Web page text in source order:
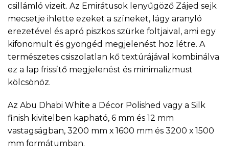
csillámló vizeit. Az Emirátusok lenyűgöző Zájed sejk
mecsetje ihlette ezeket a színeket, lágy aranyló
erezetével és apró piszkos szürke foltjaival, ami egy
kifonomult és gyöngéd megjelenést hoz létre. A
természetes csiszolatlan kő textúrájával kombinálva
ez a lap frissítő megjelenést és minimalizmust
kölcsönöz.
Az Abu Dhabi White a Décor Polished vagy a Silk
finish kivitelben kapható, 6 mm és 12 mm
vastagságban, 3200 mm x 1600 mm és 3200 x 1500
mm formátumban.